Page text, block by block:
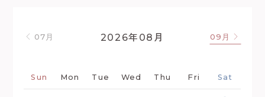
2026年 08 月
07月 09月
Sun Mon Tue Wed Thu Fri Sat